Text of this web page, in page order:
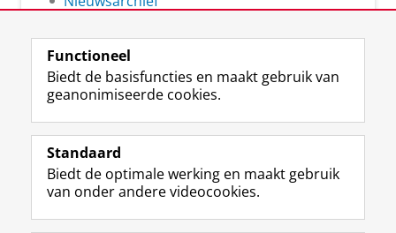
Volg de RUG
F
a
e
b
L
i
k
e
R
S
-
f
I
n
t
Y
o
T
Studiekiezers
Functioneel
Biedt de basisfuncties en maakt gebruik van
geanonimiseerde cookies.
Standaard
Biedt de optimale werking en maakt gebruik
van onder andere videocookies.